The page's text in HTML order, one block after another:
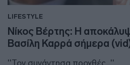
LIFESTYLE
Νίκος Βέρτης: Η
Βασίλη Καρρά σήμερα